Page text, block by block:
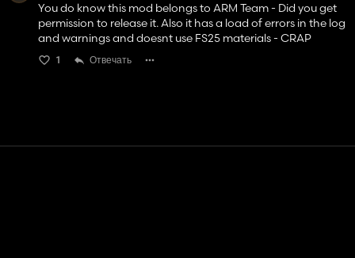
You do know this mod belongs to ARM Team - Did you get
permission to release it. Also it has a load of errors in the log
and warnings and doesnt use FS25 materials - CRAP
1 Отвечать